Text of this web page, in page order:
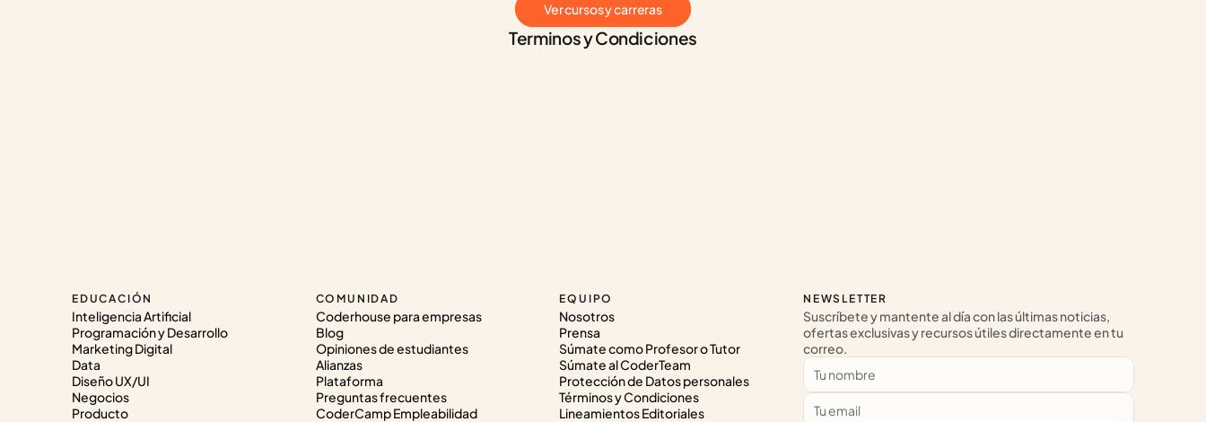
Ver cursos y carreras
Terminos y Condiciones
EDUCACIÓN
Inteligencia Artificial
Programación y Desarrollo
Marketing Digital
Data
Diseño UX/UI
Negocios
Producto
COMUNIDAD
Coderhouse para empresas
Blog
Opiniones de estudiantes
Alianzas
Plataforma
Preguntas frecuentes
CoderCamp Empleabilidad
EQUIPO
Nosotros
Prensa
Súmate como Profesor o Tutor
Súmate al CoderTeam
Protección de Datos personales
Términos y Condiciones
Lineamientos Editoriales
NEWSLETTER
Suscríbete y mantente al día con las últimas noticias,
ofertas exclusivas y recursos útiles directamente en tu
correo.